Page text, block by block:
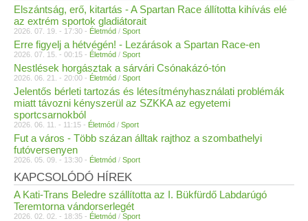
Elszántság, erő, kitartás - A Spartan Race állította kihívás elé
az extrém sportok gladiátorait
2026. 07. 19. - 17:30 - Életmód / Sport
Erre figyelj a hétvégén! - Lezárások a Spartan Race-en
2026. 07. 15. - 00:15 - Életmód / Sport
Nestlések horgásztak a sárvári Csónakázó-tón
2026. 06. 21. - 20:00 - Életmód / Sport
Jelentős bérleti tartozás és létesítményhasználati problémák
miatt távozni kényszerül az SZKKA az egyetemi
sportcsarnokból
2026. 06. 11. - 11:15 - Életmód / Sport
Fut a város - Több százan álltak rajthoz a szombathelyi
futóversenyen
2026. 05. 09. - 13:30 - Életmód / Sport
KAPCSOLÓDÓ HÍREK
A Kati-Trans Beledre szállította az I. Bükfürdő Labdarúgó
Teremtorna vándorserlegét
2026. 02. 02. - 18:35 - Életmód / Sport